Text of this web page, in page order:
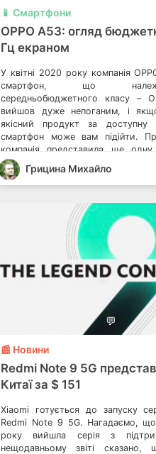
📱 Смартфони
OPPO A53: огляд
Гц екраном
У квітні 2020 року компанія
смартфон, що
середньобюджетного класу –
вийшов дуже непоганим, і
якісний продукт за
смартфон може вам підійти.
компанія представила ще
можна позиціонувати, як
До речі, в Україні він […]
Грицина Михайло
💬
📰 Новини
Redmi Note 9 5G
Китаї за $ 151
Xiaomi готується до запуску
Redmi Note 9 5G. Нагадаємо, що
року вийшла серія з
нещодавньому звіті сказано,